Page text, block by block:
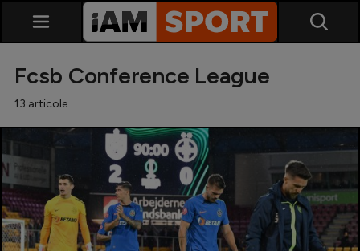
SuperLiga
Liga 2
Fcsb Conference League
13 articole